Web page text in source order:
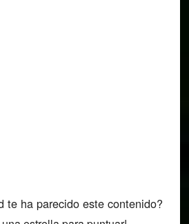
te ha parecido este contenido?